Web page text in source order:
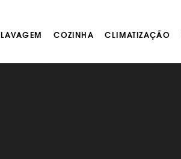
LAVAGEM COZINHA CLIMATIZAÇÃO